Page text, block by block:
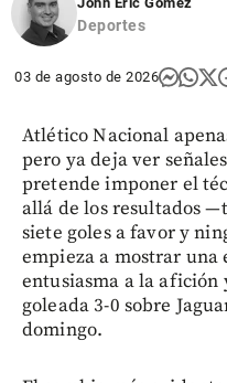
Deportes
03 de agosto de 2026
Atlético Nacional
pero ya deja ver
pretende imponer el
allá de los resultados
siete goles a favor y
empieza a mostrar
entusiasma a la
goleada 3-0 sobre
domingo.